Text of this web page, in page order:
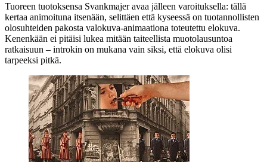
Tuoreen tuotoksensa Svankmajer avaa jälleen varoituksella: tällä
kertaa animoituna itsenään, selittäen että kyseessä on tuotannollisten
olosuhteiden pakosta valokuva-animaationa toteutettu elokuva.
Kenenkään ei pitäisi lukea mitään taiteellista muotolausuntoa
ratkaisuun – introkin on mukana vain siksi, että elokuva olisi
tarpeeksi pitkä.